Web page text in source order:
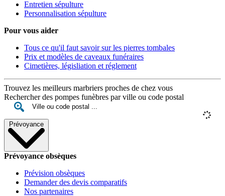
Entretien sépulture
Personnalisation sépulture
Pour vous aider
Tous ce qu'il faut savoir sur les pierres tombales
Prix et modèles de caveaux funéraires
Cimetières, législiation et réglement
Trouvez les meilleurs marbriers proches de chez vous
Rechercher des pompes funèbres par ville ou code postal
Prévoyance
Prévoyance obsèques
Prévision obsèques
Demander des devis comparatifs
Nos partenaires